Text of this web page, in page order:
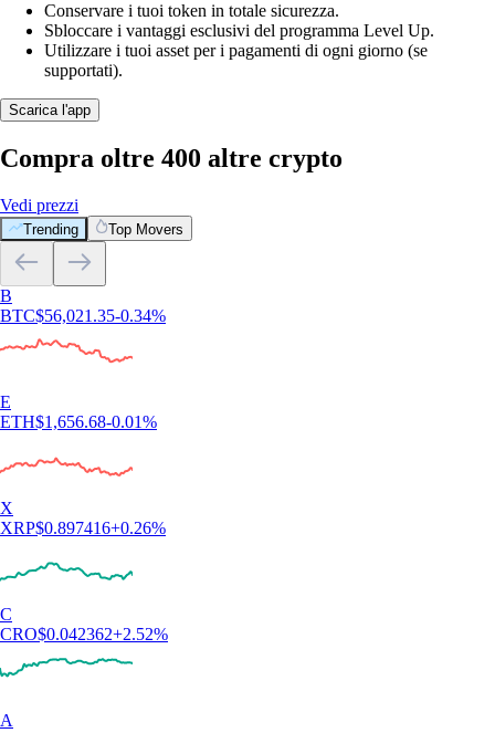
Conservare i tuoi token in totale sicurezza.
Sbloccare i vantaggi esclusivi del programma Level Up.
Utilizzare i tuoi asset per i pagamenti di ogni giorno (se
supportati).
Scarica l'app
Compra oltre 400 altre crypto
Vedi prezzi
Trending Top Movers
B
BTC$56,021.35-0.34%
E
ETH$1,656.68-0.01%
X
XRP$0.897416+0.26%
C
CRO$0.042362+2.52%
A